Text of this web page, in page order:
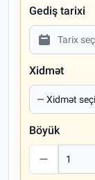
Gediş tarixi
Xidmət
Böyük